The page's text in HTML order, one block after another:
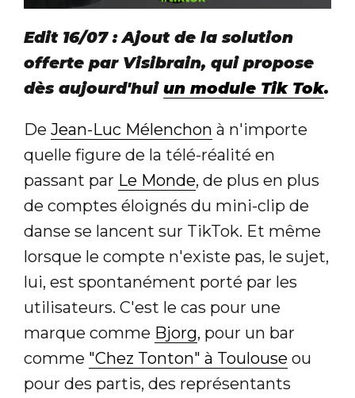
Edit 16/07 : Ajout de la solution
offerte par Visibrain, qui propose
dès aujourd'hui un module Tik Tok.
De Jean-Luc Mélenchon à n'importe
quelle figure de la télé-réalité en
passant par Le Monde, de plus en plus
de comptes éloignés du mini-clip de
danse se lancent sur TikTok. Et même
lorsque le compte n'existe pas, le sujet,
lui, est spontanément porté par les
utilisateurs. C'est le cas pour une
marque comme Bjorg, pour un bar
comme "Chez Tonton" à Toulouse ou
pour des partis, des représentants